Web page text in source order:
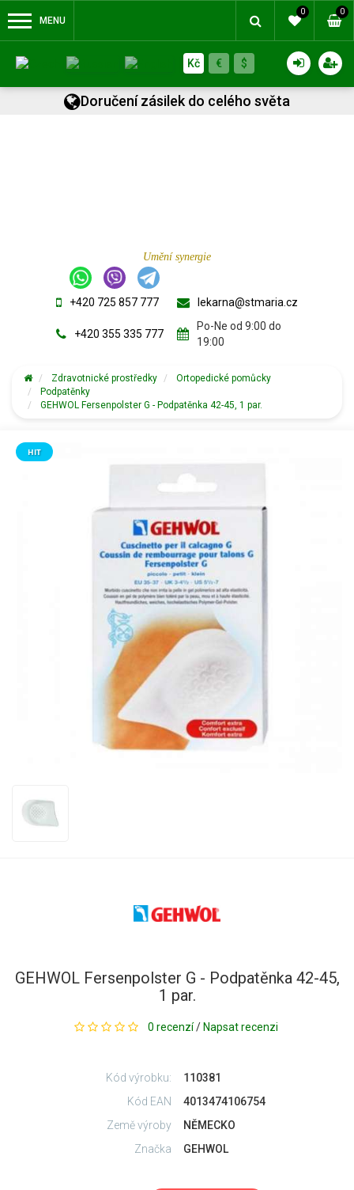
MENU
0 0
Kč € $
Doručení zásilek do celého světa
Umění synergie
+420 725 857 777
+420 355 335 777
lekarna@stmaria.cz
Po-Ne od 9:00 do
19:00
Zdravotnické prostředky
Ortopedické pomůcky
Podpatěnky
GEHWOL Fersenpolster G - Podpatěnka 42-45, 1 par.
HIT
GEHWOL Fersenpolster G - Podpatěnka 42-45,
1 par.
0 recenzí / Napsat recenzi
Kód výrobku:
110381
Kód EAN
4013474106754
Země výroby
NĚMECKO
Značka
GEHWOL